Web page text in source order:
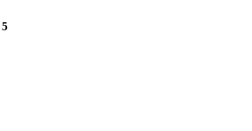
5 درصد تخفیف ویژه خرید اول | کد تخفیف: new